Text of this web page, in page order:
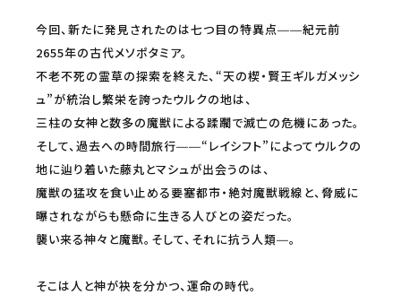
今回、新たに発見されたのは七つ目の特異点――紀元前
2655年の古代メソポタミア。
不老不死の霊草の探索を終えた、“天の楔・賢王ギルガメッシ
ュ”が統治し繁栄を誇ったウルクの地は、
三柱の女神と数多の魔獣による蹂躙で滅亡の危機にあった。
そして、過去への時間旅行――“レイシフト”によってウルクの
地に辿り着いた藤丸とマシュが出会うのは、
魔獣の猛攻を食い止める要塞都市・絶対魔獣戦線と、脅威に
曝されながらも懸命に生きる人びとの姿だった。
襲い来る神々と魔獣。そして、それに抗う人類―。
そこは人と神が袂を分かつ、運命の時代。